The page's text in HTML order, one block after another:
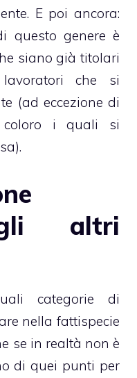
E poi ancora:
questo genere è
siano già titolari
che si
(ad eccezione di
i quali si
altri
categorie di
nella fattispecie
se in realtà non è
di quei punti per